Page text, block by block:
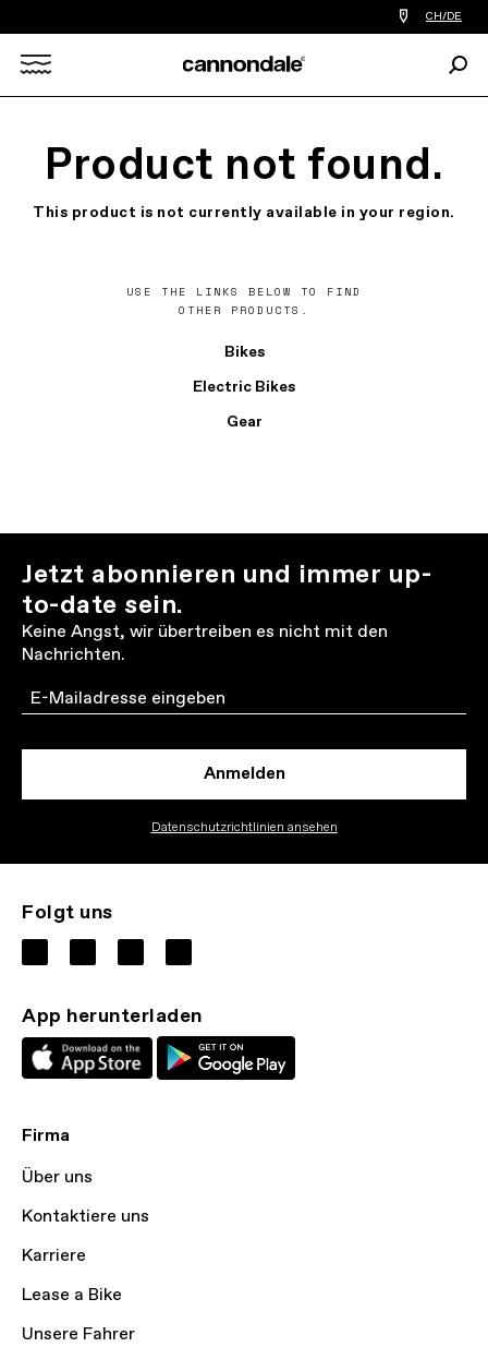
Einen
Händler
meiner
finden
CH/DE
Product not found.
This product is not currently available in your region.
USE THE LINKS BELOW TO FIND
OTHER PRODUCTS.
Bikes
Electric Bikes
Gear
Jetzt abonnieren und immer up-
to-date sein.
Keine Angst, wir übertreiben es nicht mit den
Nachrichten.
Email
Anmelden
Datenschutzrichtlinien ansehen
Folgt uns
App herunterladen
Firma
Über uns
Kontaktiere uns
Karriere
Lease a Bike
Unsere Fahrer